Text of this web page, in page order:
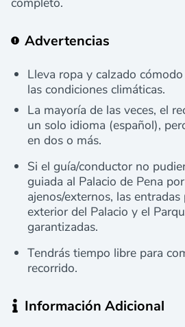
Advertencias
Lleva ropa y calzado
las condiciones climáticas.
La mayoría de las veces, el
un solo idioma (español),
en dos o más.
Si el guía/conductor no
guiada al Palacio de Pena
ajenos/externos, las
exterior del Palacio y el
garantizadas.
Tendrás tiempo libre para
recorrido.
Información Adicional